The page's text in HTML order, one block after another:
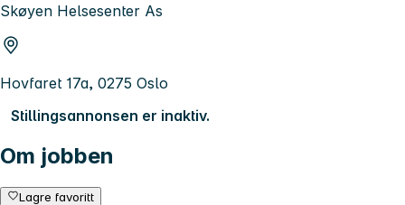
Skøyen Helsesenter As
Hovfaret 17a, 0275 Oslo
Stillingsannonsen er inaktiv.
Om jobben
Lagre favoritt